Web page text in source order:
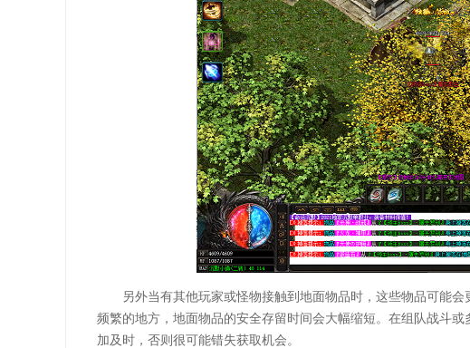
另外当有其他玩家或怪物接触到地面物品时，这些物品可能
频繁的地方，地面物品的安全存留时间会大幅缩短。在组队战斗
加及时，否则很可能错失获取机会。